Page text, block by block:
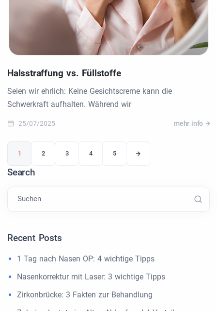
Halsstraffung vs. Füllstoffe
Seien wir ehrlich: Keine Gesichtscreme kann die
Schwerkraft aufhalten. Während wir
25/07/2025 mehr info
1 2 3 4 5
Search
Suchen
Recent Posts
1 Tag nach Nasen OP: 4 wichtige Tipps
Nasenkorrektur mit Laser: 3 wichtige Tipps
Zirkonbrücke: 3 Fakten zur Behandlung